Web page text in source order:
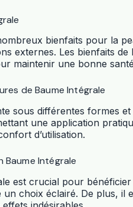
bienfaits pour la
externes. Les bienfaits
maintenir une bonne
de Baume Intégrale
sous différentes formes
une application
d’utilisation.
Baume Intégrale
est crucial pour
choix éclairé. De plus, il